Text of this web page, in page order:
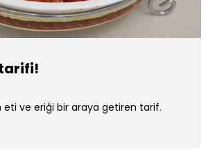
eti ve eriği bir araya getiren tarif.